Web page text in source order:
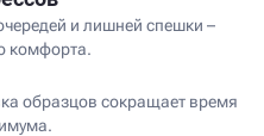
и лишней спешки –
комфорта.
образцов сокращает время